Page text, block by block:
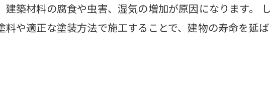
築材料の腐食や虫害、湿気の増加が原因になります。
や適正な塗装方法で施工することで、建物の寿命を延